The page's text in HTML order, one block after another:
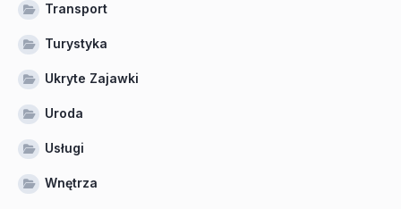
Transport
Turystyka
Ukryte Zajawki
Uroda
Usługi
Wnętrza